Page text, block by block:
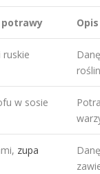
potrawy Opis
ruskie
w sosie
zupa